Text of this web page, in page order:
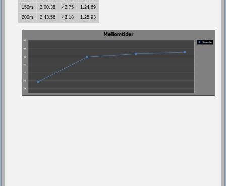
150m
2.00,38 42,75
1.24,69
200m
2.43,56 43,18 1.25,93